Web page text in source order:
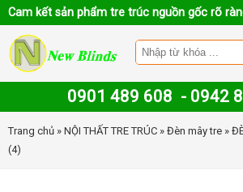
Cam kết sản phẩm tre trúc nguồn gốc rõ
0901 489 608 - 0942
Trang chủ » NỘI THẤT TRE TRÚC » Đèn mây tre »
(4)